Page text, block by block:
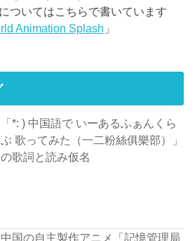
ついてはこちらで書いています
Animation Splash 」
「*: ) 中国語で いーあるふぁんくら
ぶ 歌ってみた（一二粉絲俱樂部）」
の歌詞と読み仮名
中国の自主製作アニメ「記憶管理局